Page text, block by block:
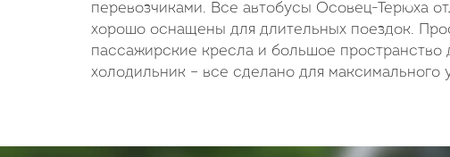
перевозчиками. Все автобусы Осовец-Терюха
хорошо оснащены для длительных поездок.
пассажирские кресла и большое пространство
холодильник – все сделано для максимального